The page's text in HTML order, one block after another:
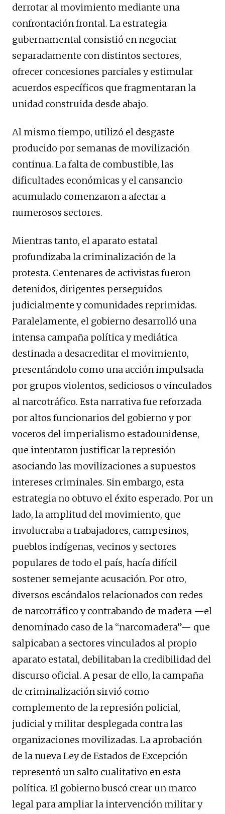
derrotar al movimiento mediante una
confrontación frontal. La estrategia
gubernamental consistió en negociar
separadamente con distintos sectores,
ofrecer concesiones parciales y estimular
acuerdos específicos que fragmentaran la
unidad construida desde abajo.
Al mismo tiempo, utilizó el desgaste
producido por semanas de movilización
continua. La falta de combustible, las
dificultades económicas y el cansancio
acumulado comenzaron a afectar a
numerosos sectores.
Mientras tanto, el aparato estatal
profundizaba la criminalización de la
protesta. Centenares de activistas fueron
detenidos, dirigentes perseguidos
judicialmente y comunidades reprimidas.
Paralelamente, el gobierno desarrolló una
intensa campaña política y mediática
destinada a desacreditar el movimiento,
presentándolo como una acción impulsada
por grupos violentos, sediciosos o vinculados
al narcotráfico. Esta narrativa fue reforzada
por altos funcionarios del gobierno y por
voceros del imperialismo estadounidense,
que intentaron justificar la represión
asociando las movilizaciones a supuestos
intereses criminales. Sin embargo, esta
estrategia no obtuvo el éxito esperado. Por un
lado, la amplitud del movimiento, que
involucraba a trabajadores, campesinos,
pueblos indígenas, vecinos y sectores
populares de todo el país, hacía difícil
sostener semejante acusación. Por otro,
diversos escándalos relacionados con redes
de narcotráfico y contrabando de madera —el
denominado caso de la “narcomadera”— que
salpicaban a sectores vinculados al propio
aparato estatal, debilitaban la credibilidad del
discurso oficial. A pesar de ello, la campaña
de criminalización sirvió como
complemento de la represión policial,
judicial y militar desplegada contra las
organizaciones movilizadas. La aprobación
de la nueva Ley de Estados de Excepción
representó un salto cualitativo en esta
política. El gobierno buscó crear un marco
legal para ampliar la intervención militar y